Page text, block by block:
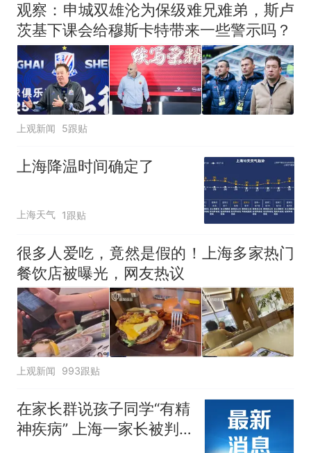
观察：申城双雄沦为保级难兄难弟，斯卢
茨基下课会给穆斯卡特带来一些警示吗？
上观新闻 5跟贴
上海降温时间确定了
上海天气 1跟贴
很多人爱吃，竟然是假的！上海多家热门
餐饮店被曝光，网友热议
上观新闻 993跟贴
在家长群说孩子同学“有精
神疾病” 上海一家长被判